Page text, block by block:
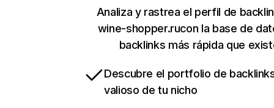
Analiza y rastrea el perfil de
wine-shopper.rucon la base de
backlinks más rápida que
Descubre el portfolio de
valioso de tu nicho